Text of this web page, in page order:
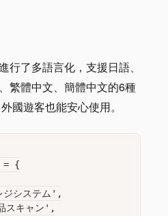
行了多語言化，支援日語、
繁體中文、簡體中文的6種
國遊客也能安心使用。
= {
システム',
キャン',